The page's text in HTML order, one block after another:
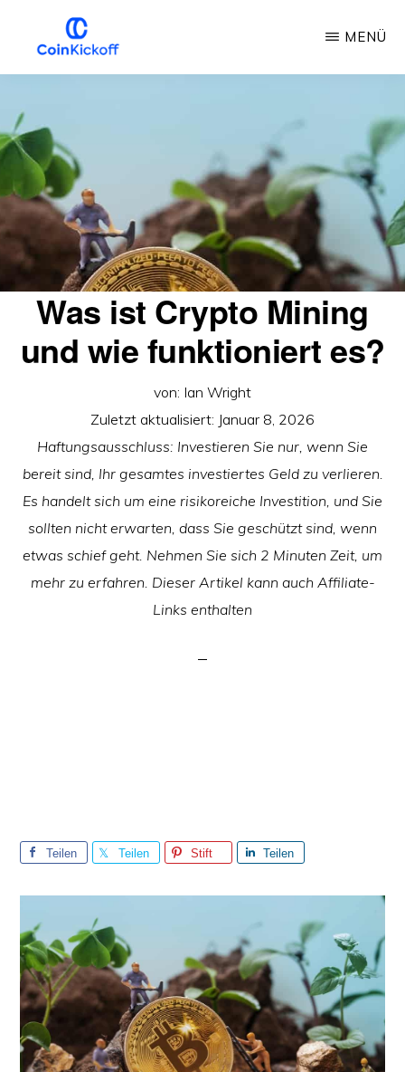
Hauptinhalt
springen
MÜNZANSTOSS
MENÜ
Was ist Crypto Mining
und wie funktioniert es?
von: Ian Wright
Zuletzt aktualisiert: Januar 8, 2026
Haftungsausschluss: Investieren Sie nur, wenn Sie
bereit sind, Ihr gesamtes investiertes Geld zu verlieren.
Es handelt sich um eine risikoreiche Investition, und Sie
sollten nicht erwarten, dass Sie geschützt sind, wenn
etwas schief geht. Nehmen Sie sich 2 Minuten Zeit, um
mehr zu erfahren. Dieser Artikel kann auch Affiliate-
Links enthalten
Teilen
Teilen
Stift
Teilen